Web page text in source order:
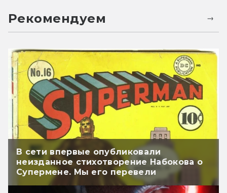
Рекомендуем
В сети впервые опубликовали
неизданное стихотворение Набокова о
Супермене. Мы его перевели